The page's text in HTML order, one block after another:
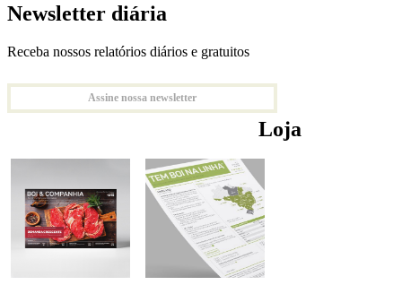
Newsletter diária
Receba nossos relatórios diários e gratuitos
Assine nossa newsletter
Loja